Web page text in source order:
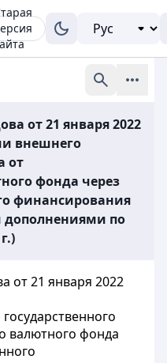
от 21 января 2022
внешнего
от
фонда через
финансирования
дополнениями по
от 21 января 2022
валютного фонда